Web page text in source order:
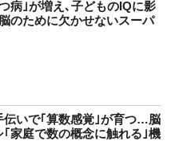
病｣が増え､子どものIQに影
のために欠かせないスーパ
伝いで｢算数感覚｣が育つ…脳
家庭で数の概念に触れる｣機